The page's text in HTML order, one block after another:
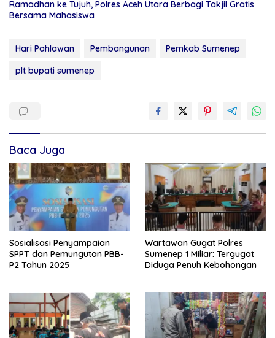
Ramadhan ke Tujuh, Polres Aceh Utara Berbagi Takjil Gratis
Bersama Mahasiswa
Hari Pahlawan Pembangunan
Pemkab Sumenep
plt bupati sumenep
Baca Juga
Sosialisasi Penyampaian
SPPT dan Pemungutan PBB-
P2 Tahun 2025
Wartawan Gugat Polres
Sumenep 1 Miliar: Tergugat
Diduga Penuh Kebohongan